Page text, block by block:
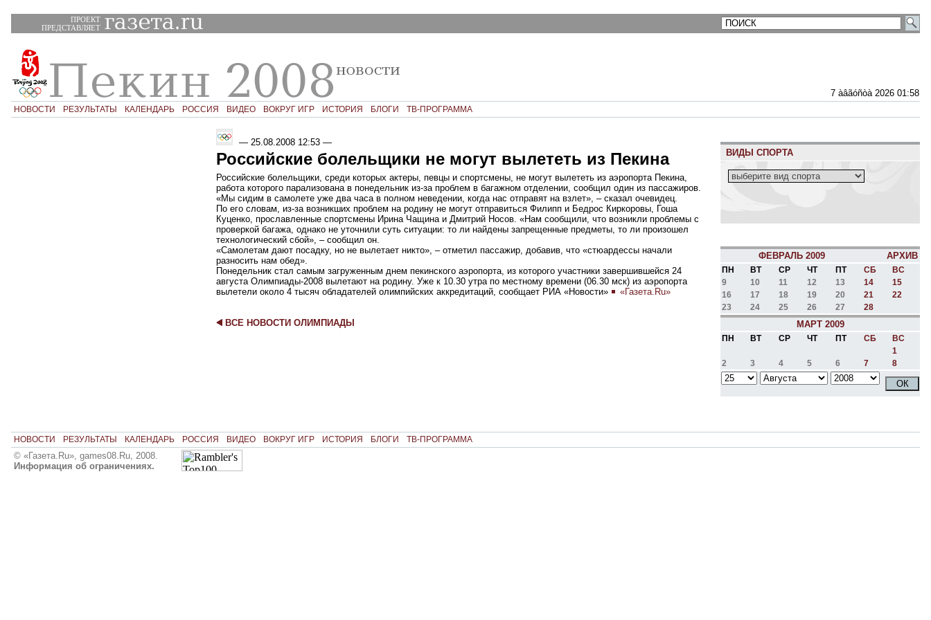
ПРОЕКТ
ПРЕДСТАВЛЯЕТ
7 àâãóñòà 2026 01:58
НОВОСТИ РЕЗУЛЬТАТЫ КАЛЕНДАРЬ РОССИЯ ВИДЕО ВОКРУГ ИГР ИСТОРИЯ БЛОГИ ТВ-ПРОГРАММА
— 25.08.2008 12:53 —
Российские болельщики не могут вылететь из Пекина
Российские болельщики, среди которых актеры, певцы и спортсмены, не могут вылететь из аэропорта Пекина,
работа которого парализована в понедельник из-за проблем в багажном отделении, сообщил один из пассажиров.
«Мы сидим в самолете уже два часа в полном неведении, когда нас отправят на взлет», – сказал очевидец.
По его словам, из-за возникших проблем на родину не могут отправиться Филипп и Бедрос Киркоровы, Гоша
Куценко, прославленные спортсмены Ирина Чащина и Дмитрий Носов. «Нам сообщили, что возникли проблемы с
проверкой багажа, однако не уточнили суть ситуации: то ли найдены запрещенные предметы, то ли произошел
технологический сбой», – сообщил он.
«Самолетам дают посадку, но не вылетает никто», – отметил пассажир, добавив, что «стюардессы начали
разносить нам обед».
Понедельник стал самым загруженным днем пекинского аэропорта, из которого участники завершившейся 24
августа Олимпиады-2008 вылетают на родину. Уже к 10.30 утра по местному времени (06.30 мск) из аэропорта
вылетели около 4 тысяч обладателей олимпийских аккредитаций, сообщает РИА «Новости»
«Газета.Ru»
ВСЕ НОВОСТИ ОЛИМПИАДЫ
ВИДЫ СПОРТА
ФЕВРАЛЬ 2009 АРХИВ
ПН ВТ СР ЧТ ПТ СБ
ВС
9
10 11 12 13 14
15
16
17 18 19 20 21
22
23
24 25 26 27 28
МАРТ 2009
ПН ВТ СР ЧТ ПТ СБ
ВС
1
2
3 4 5 6 7 8
НОВОСТИ РЕЗУЛЬТАТЫ КАЛЕНДАРЬ РОССИЯ ВИДЕО ВОКРУГ ИГР ИСТОРИЯ БЛОГИ ТВ-ПРОГРАММА
© «Газета.Ru», games08.Ru, 2008.
Информация об ограничениях.